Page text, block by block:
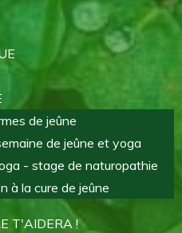
de jeûne
de jeûne et yoga
- stage de naturopathie
à la cure de jeûne
T'AIDERA !